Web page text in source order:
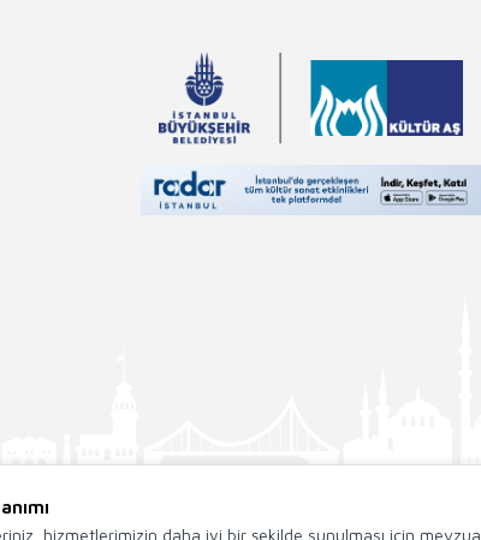
hizmetlerimizin daha iyi bir şekilde sunulması için